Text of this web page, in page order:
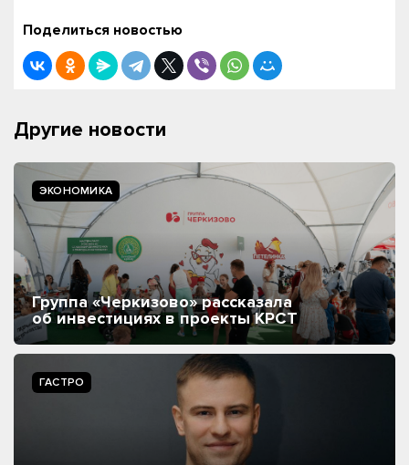
Поделиться новостью
Другие новости
ЭКОНОМИКА
Группа «Черкизово» рассказала
об инвестициях в проекты КРСТ
ГАСТРО